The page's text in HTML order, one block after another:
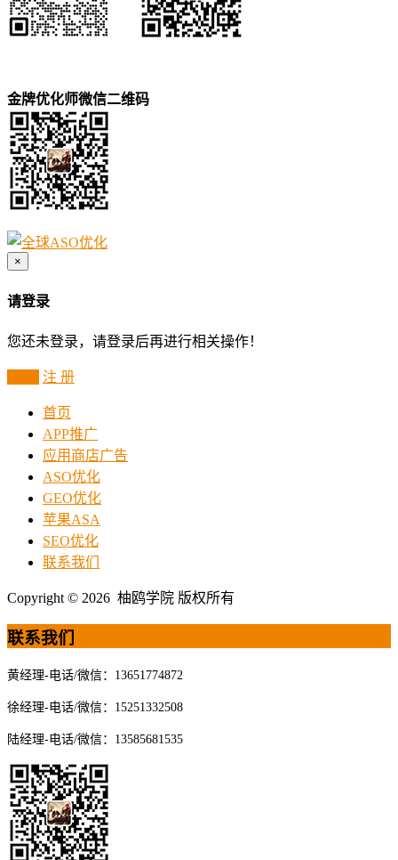
金牌优化师微信二维码
×
请登录
您还未登录，请登录后再进行相关操作！
注 册
首页
APP推广
应用商店广告
ASO优化
GEO优化
苹果ASA
SEO优化
联系我们
Copyright © 2026 柚鸥学院 版权所有
联系我们
黄经理-电话/微信：13651774872
徐经理-电话/微信：15251332508
陆经理-电话/微信：13585681535